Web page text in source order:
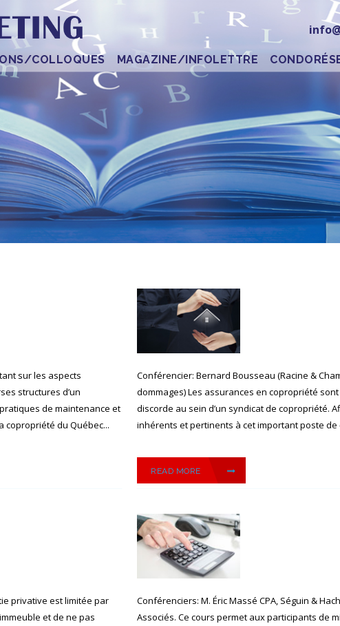
COLLOQUES MAGAZINE/INFOLETTRE
sur les aspects
structures d’un
de maintenance et
copropriété du Québec...
Conférencier: Bernard Bousseau (Racine &
dommages) Les assurances en copropriété
discorde au sein d’un syndicat de copropriété.
inhérents et pertinents à cet important poste de
READ MORE
privative est limitée par
et de ne pas
Conférenciers: M. Éric Massé CPA, Séguin &
Associés. Ce cours permet aux participants de